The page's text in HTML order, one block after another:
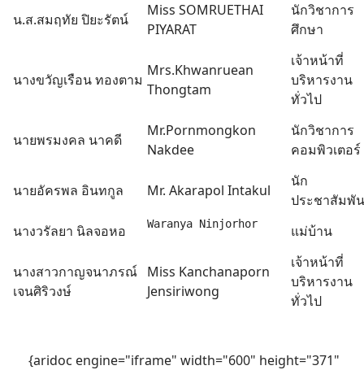
น.ส.สมฤทัย ปิยะรัตน์
Miss SOMRUETHAI
PIYARAT
นักวิชาการ
ศึกษา
นางขวัญเรือน ทองตาม
Mrs.Khwanruean
Thongtam
เจ้าหน้าที่
บริหารงาน
ทั่วไป
นายพรมงคล นาคดี
Mr.Pornmongkon
Nakdee
นักวิชาการ
คอมพิวเตอร์
นายอัครพล อินทกูล Mr. Akarapol Intakul
นัก
ประชาสัมพั
นางวรัลยา นิลจอหอ
Waranya Ninjorhor แม่บ้าน
นางสาวกาญจนาภรณ์
เจนศิริวงษ์
Miss Kanchanaporn
Jensiriwong
เจ้าหน้าที่
บริหารงาน
ทั่วไป
{aridoc engine="iframe" width="600" height="371"